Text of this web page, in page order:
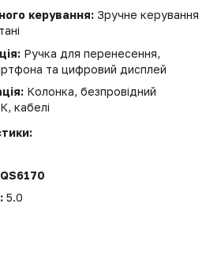
керування: Зручне керування
Ручка для перенесення,
та цифровий дисплей
Колонка, безпровідний
кабелі
5.0